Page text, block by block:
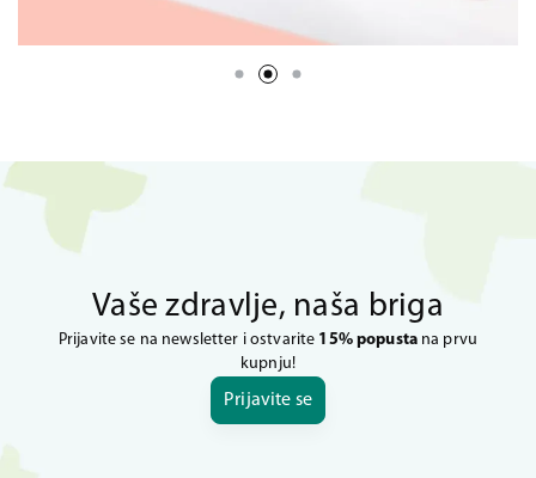
Vaše zdravlje, naša briga
Prijavite se na newsletter i ostvarite 15% popustana prvu
kupnju!
Prijavite se